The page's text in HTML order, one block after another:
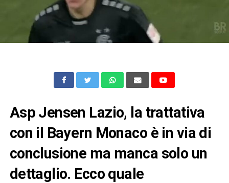
Asp Jensen Lazio, la trattativa
con il Bayern Monaco è in via di
conclusione ma manca solo un
dettaglio. Ecco quale